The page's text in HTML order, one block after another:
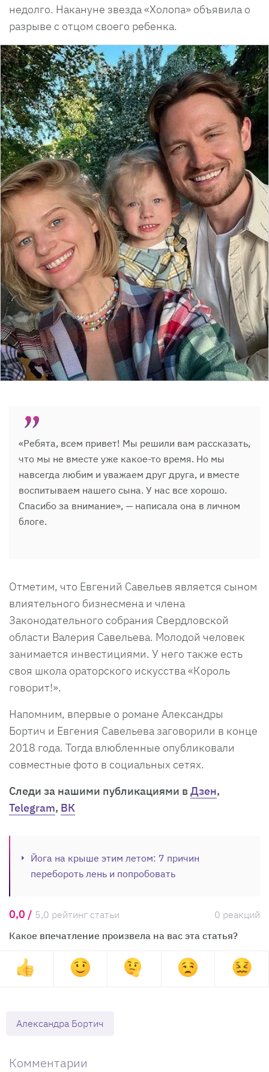
недолго. Накануне звезда «Холопа» объявила о
разрыве с отцом своего ребенка.
«Ребята, всем привет! Мы решили вам рассказать,
что мы не вместе уже какое-то время. Но мы
навсегда любим и уважаем друг друга, и вместе
воспитываем нашего сына. У нас все хорошо.
Спасибо за внимание», — написала она в личном
блоге.
Отметим, что Евгений Савельев является сыном
влиятельного бизнесмена и члена
Законодательного собрания Свердловской
области Валерия Савельева. Молодой человек
занимается инвестициями. У него также есть
своя школа ораторского искусства «Король
говорит!».
Напомним, впервые о романе Александры
Бортич и Евгения Савельева заговорили в конце
2018 года. Тогда влюбленные опубликовали
совместные фото в социальных сетях.
Cледи за нашими публикациями вДзен,
Telegram, ВК
Йога на крыше этим летом: 7 причин
перебороть лень и попробовать
0,0 / 5,0 рейтинг статьи
0 реакций
Какое впечатление произвела на вас эта статья?
Александра Бортич
Комментарии